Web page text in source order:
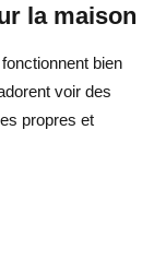
la maison
bien
voir des
propres et